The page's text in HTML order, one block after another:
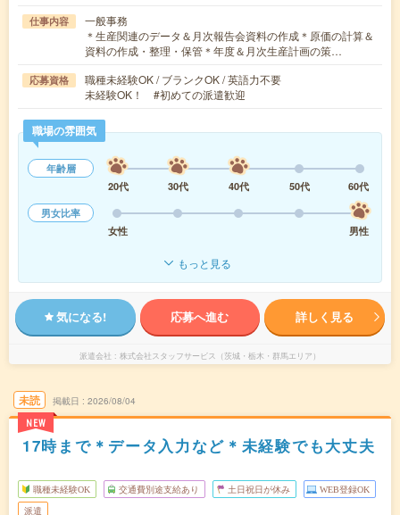
仕事内容
一般事務
＊生産関連のデータ＆月次報告会資料の作成＊原価の計算＆
資料の作成・整理・保管＊年度＆月次生産計画の策…
応募資格
職種未経験OK / ブランクOK / 英語力不要
未経験OK！ #初めての派遣歓迎
職場の雰囲気
年齢層
20代
30代 40代 50代
60代
男女比率
女性
男性
もっと見る
気になる! 応募へ進む 詳しく見る
派遣会社 株式会社スタッフサービス（茨城・栃木・群馬エリア）
未読
NEW
掲載日 2026/08/04
17時まで＊データ入力など＊未経験でも大丈夫
職種未経験OK 交通費別途支給あり 土日祝日が休み WEB登録OK
派遣